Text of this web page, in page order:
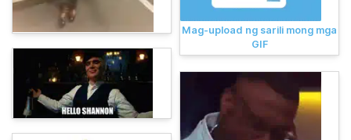
Mag-upload ng sarili mong mga
GIF